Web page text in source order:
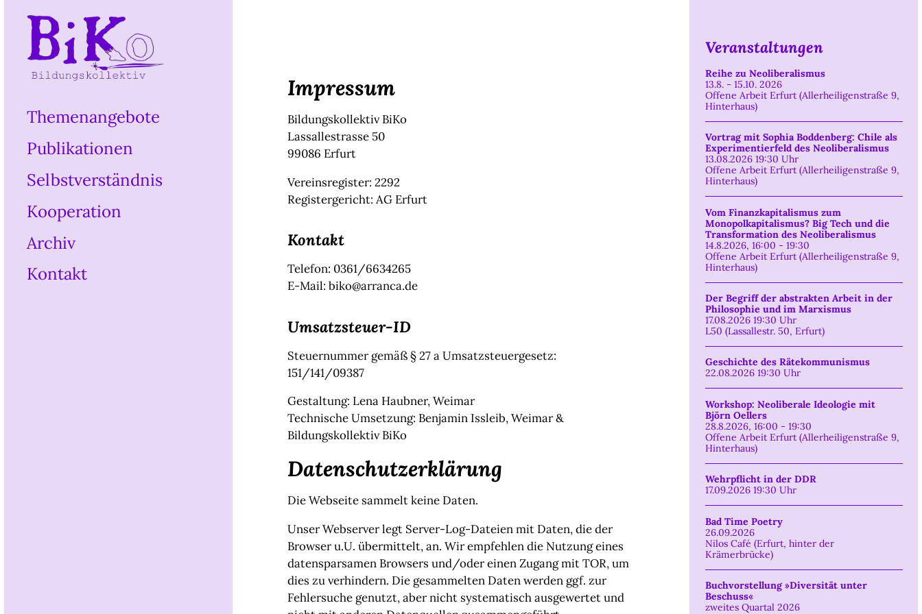
Themenangebote
Publikationen
Selbstverständnis
Kooperation
Archiv
Kontakt
Impressum
Bildungskollektiv BiKo
Lassallestrasse 50
99086 Erfurt
Vereinsregister: 2292
Registergericht: AG Erfurt
Kontakt
Telefon: 0361/6634265
E-Mail: biko@arranca.de
Umsatzsteuer-ID
Steuernummer gemäß § 27 a Umsatzsteuergesetz:
151/141/09387
Gestaltung: Lena Haubner, Weimar
Technische Umsetzung: Benjamin Issleib, Weimar &
Bildungskollektiv BiKo
Datenschutzerklärung
Die Webseite sammelt keine Daten.
Unser Webserver legt Server-Log-Dateien mit Daten, die der
Browser u.U. übermittelt, an. Wir empfehlen die Nutzung eines
datensparsamen Browsers und/oder einen Zugang mit TOR, um
dies zu verhindern. Die gesammelten Daten werden ggf. zur
Fehlersuche genutzt, aber nicht systematisch ausgewertet und
Veranstaltungen
Reihe zu Neoliberalismus
13.8. - 15.10. 2026
Offene Arbeit Erfurt (Allerheiligenstraße 9,
Hinterhaus)
Vortrag mit Sophia Boddenberg: Chile als
Experimentierfeld des Neoliberalismus
13.08.2026 19:30 Uhr
Offene Arbeit Erfurt (Allerheiligenstraße 9,
Hinterhaus)
Vom Finanzkapitalismus zum
Monopolkapitalismus? Big Tech und die
Transformation des Neoliberalismus
14.8.2026, 16:00 - 19:30
Offene Arbeit Erfurt (Allerheiligenstraße 9,
Hinterhaus)
Der Begriff der abstrakten Arbeit in der
Philosophie und im Marxismus
17.08.2026 19:30 Uhr
L50 (Lassallestr. 50, Erfurt)
Geschichte des Rätekommunismus
22.08.2026 19:30 Uhr
Workshop: Neoliberale Ideologie mit
Björn Oellers
28.8.2026, 16:00 - 19:30
Offene Arbeit Erfurt (Allerheiligenstraße 9,
Hinterhaus)
Wehrpflicht in der DDR
17.09.2026 19:30 Uhr
Bad Time Poetry
26.09.2026
Nilos Café (Erfurt, hinter der
Krämerbrücke)
Buchvorstellung »Diversität unter
Beschuss«
zweites Quartal 2026